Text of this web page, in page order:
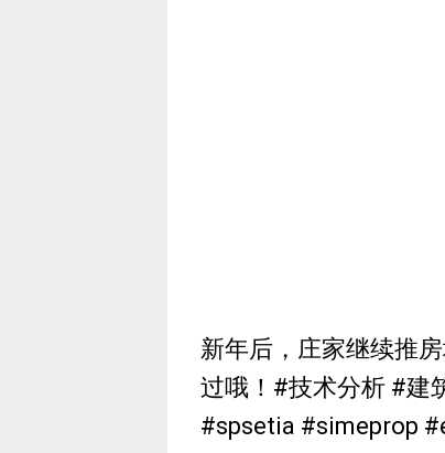
新年后，庄家继续推
过哦！#技术分析 #建
#spsetia #simeprop